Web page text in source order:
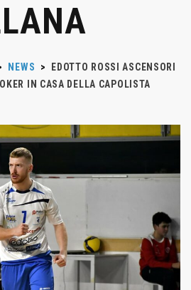
NEWS >
EDOTTO ROSSI ASCENSORI
IN CASA DELLA CAPOLISTA